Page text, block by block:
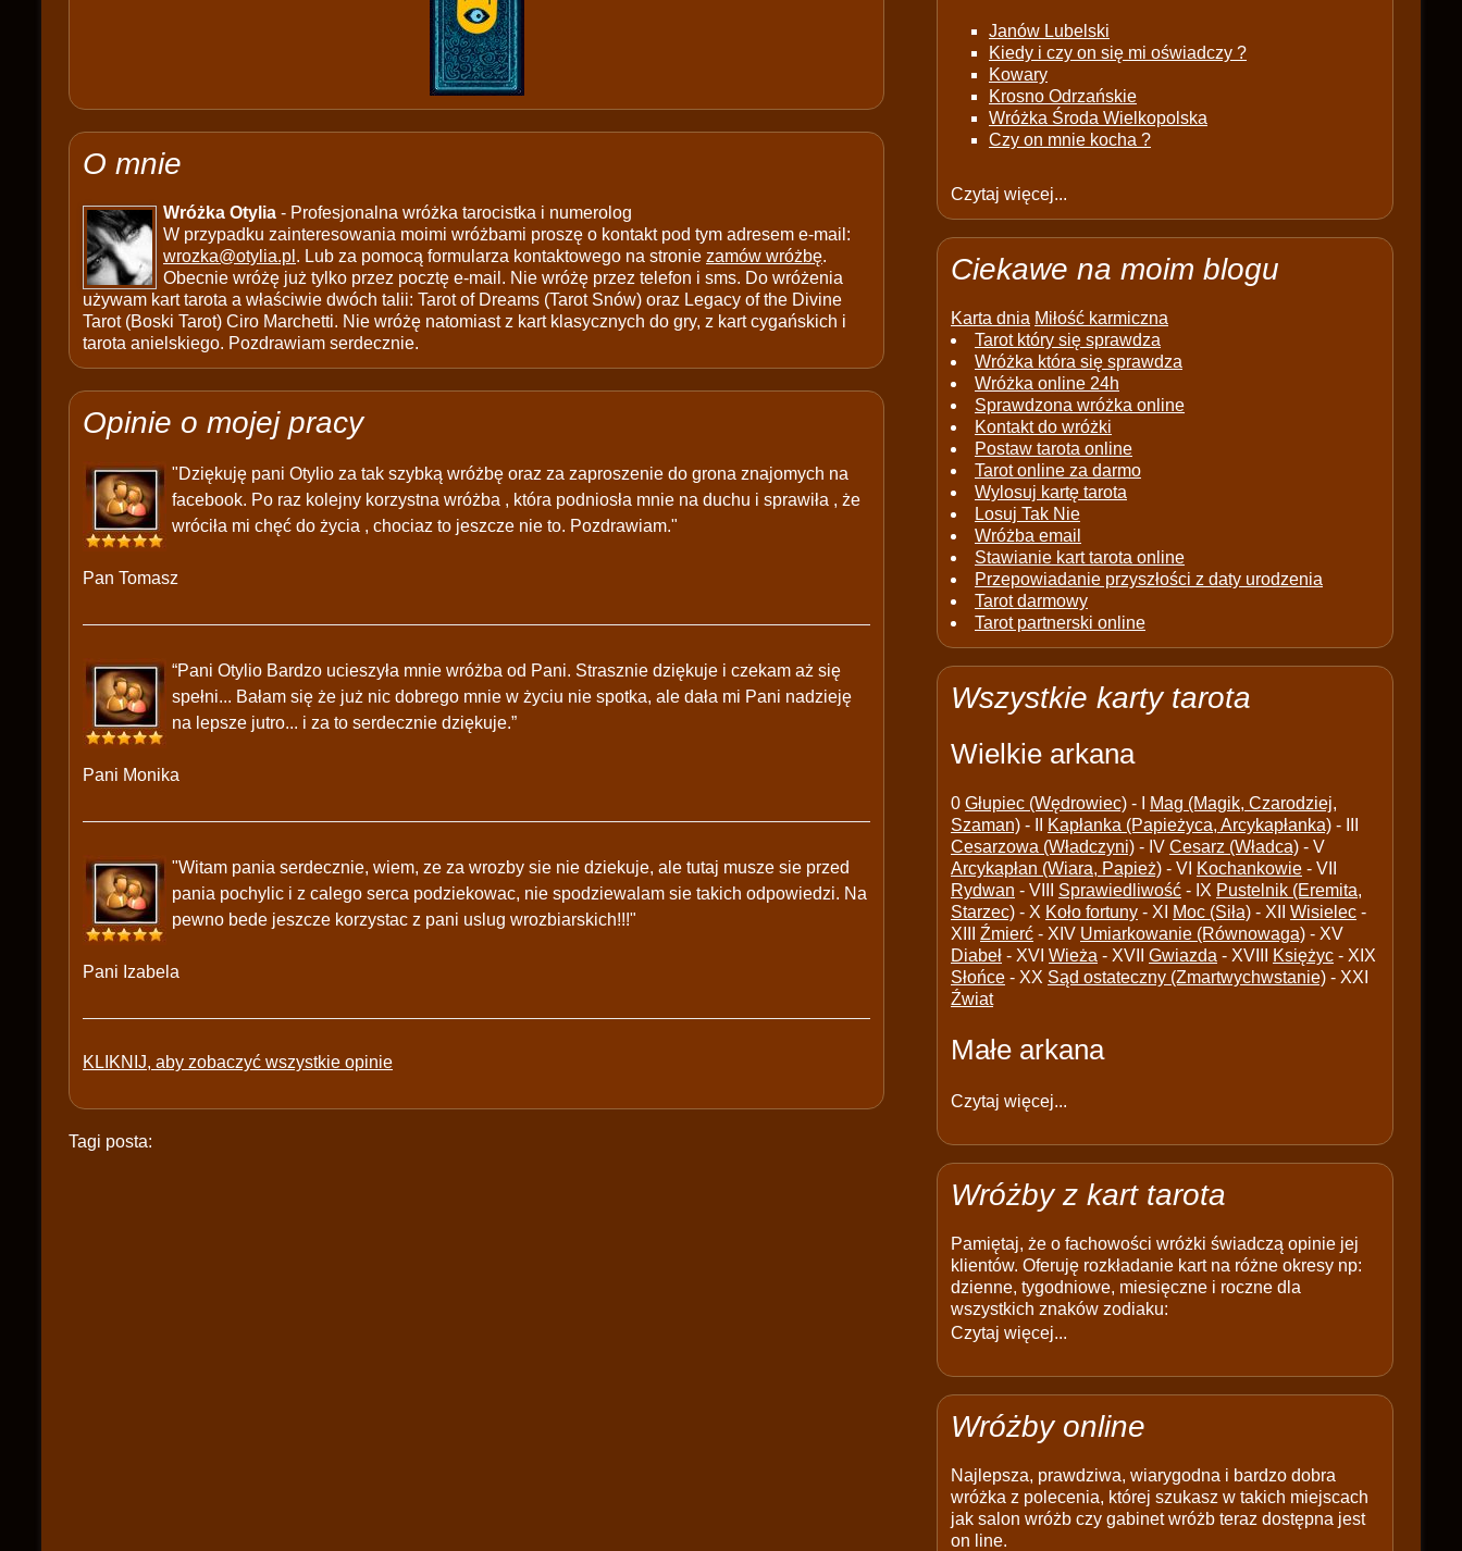
O mnie
Wróżka Otylia - Profesjonalna wróżka tarocistka i numerolog
W przypadku zainteresowania moimi wróżbami proszę o kontakt pod tym adresem e-mail:
wrozka@otylia.pl . Lub za pomocą formularza kontaktowego na stronie zamów wróżbę.
Obecnie wróżę już tylko przez pocztę e-mail. Nie wróżę przez telefon i sms. Do wróżenia
używam kart tarota a właściwie dwóch talii: Tarot of Dreams (Tarot Snów) oraz Legacy of the Divine
Tarot (Boski Tarot) Ciro Marchetti. Nie wróżę natomiast z kart klasycznych do gry, z kart cygańskich i
tarota anielskiego. Pozdrawiam serdecznie.
Opinie o mojej pracy
"Dziękuję pani Otylio za tak szybką wróżbę oraz za zaproszenie do grona znajomych na
facebook. Po raz kolejny korzystna wróżba , która podniosła mnie na duchu i sprawiła , że
wróciła mi chęć do życia , chociaz to jeszcze nie to. Pozdrawiam."
Pan Tomasz
“Pani Otylio Bardzo ucieszyła mnie wróżba od Pani. Strasznie dziękuje i czekam aż się
spełni... Bałam się że już nic dobrego mnie w życiu nie spotka, ale dała mi Pani nadzieję
na lepsze jutro... i za to serdecznie dziękuje.”
Pani Monika
"Witam pania serdecznie, wiem, ze za wrozby sie nie dziekuje, ale tutaj musze sie przed
pania pochylic i z calego serca podziekowac, nie spodziewalam sie takich odpowiedzi. Na
pewno bede jeszcze korzystac z pani uslug wrozbiarskich!!!"
Pani Izabela
KLIKNIJ, aby zobaczyć wszystkie opinie
Tagi posta:
Janów Lubelski
Kiedy i czy on się mi oświadczy ?
Kowary
Krosno Odrzańskie
Wróżka Środa Wielkopolska
Czy on mnie kocha ?
Czytaj więcej...
Ciekawe na moim blogu
Karta dnia Miłość karmiczna
Tarot który się sprawdza
Wróżka która się sprawdza
Wróżka online 24h
Sprawdzona wróżka online
Kontakt do wróżki
Postaw tarota online
Tarot online za darmo
Wylosuj kartę tarota
Losuj Tak Nie
Wróżba email
Stawianie kart tarota online
Przepowiadanie przyszłości z daty urodzenia
Tarot darmowy
Tarot partnerski online
Wszystkie karty tarota
Wielkie arkana
0 Głupiec (Wędrowiec) - I
Mag (Magik, Czarodziej,
Szaman) - II Kapłanka (Papieżyca, Arcykapłanka) - III
Cesarzowa (Władczyni) - IV Cesarz (Władca) - V
Arcykapłan (Wiara, Papież) - VI Kochankowie - VII
Rydwan - VIII Sprawiedliwość - IX Pustelnik (Eremita,
Starzec) - X Koło fortuny - XI Moc (Siła) - XII Wisielec -
XIII Źmierć - XIV Umiarkowanie (Równowaga) - XV
Diabeł - XVI Wieża - XVII Gwiazda - XVIII Księżyc - XIX
Słońce - XX Sąd ostateczny (Zmartwychwstanie) - XXI
Źwiat
Małe arkana
Czytaj więcej...
Wróżby z kart tarota
Pamiętaj, że o fachowości wróżki świadczą opinie jej
klientów. Oferuję rozkładanie kart na różne okresy np:
dzienne, tygodniowe, miesięczne i roczne dla
wszystkich znaków zodiaku:
Czytaj więcej...
Wróżby online
Najlepsza, prawdziwa, wiarygodna i bardzo dobra
wróżka z polecenia, której szukasz w takich miejscach
jak salon wróżb czy gabinet wróżb teraz dostępna jest
on line.